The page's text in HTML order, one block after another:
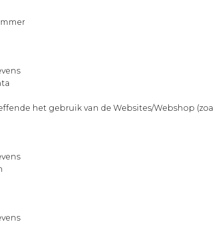
het gebruik van de Websites/Webshop